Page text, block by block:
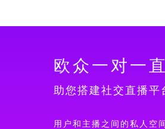
欧众一对一
助您搭建社交直播平
用户和主播之间的私人空